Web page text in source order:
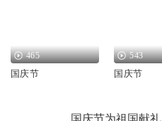
465
国庆节
543
国庆节
国庆节为祖国献礼